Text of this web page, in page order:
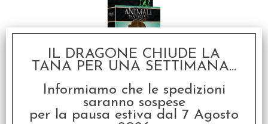
Fantastici e Dove
Trovarli
€11,99
IL DRAGONE CHIUDE LA
TANA PER UNA SETTIMANA...
Informiamo che le spedizioni
saranno sospese
per la pausa estiva dal 7 Agosto